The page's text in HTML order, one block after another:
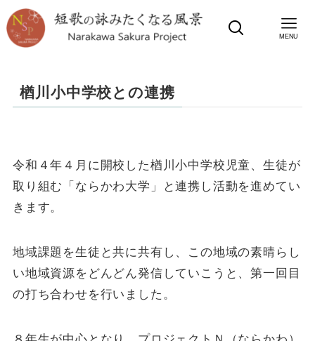
MENU
楢川小中学校との連携
令和４年４月に開校した楢川小中学校児童、生徒が
取り組む「ならかわ大学」と連携し活動を進めてい
きます。
地域課題を生徒と共に共有し、この地域の素晴らし
い地域資源をどんどん発信していこうと、第一回目
の打ち合わせを行いました。